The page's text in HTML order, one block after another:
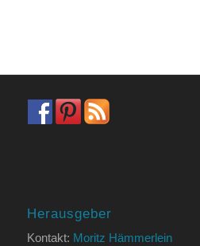
Herausgeber
Kontakt: Moritz Hämmerlein